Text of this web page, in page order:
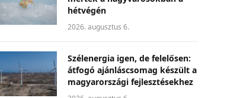
hétvégén
2026. augusztus 6.
Szélenergia igen, de felelősen:
átfogó ajánláscsomag készült a
magyarországi fejlesztésekhez